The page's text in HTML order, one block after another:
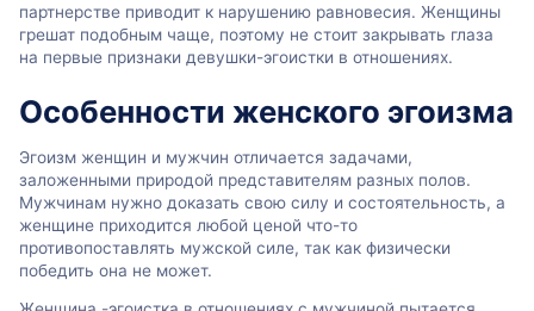
партнерстве приводит к нарушению равновесия. Женщины
грешат подобным чаще, поэтому не стоит закрывать глаза
на первые признаки девушки-эгоистки в отношениях.
Особенности женского эгоизма
Эгоизм женщин и мужчин отличается задачами,
заложенными природой представителям разных полов.
Мужчинам нужно доказать свою силу и состоятельность, а
женщине приходится любой ценой что-то
противопоставлять мужской силе, так как физически
победить она не может.